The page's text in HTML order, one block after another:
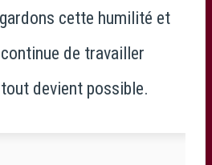
cette humilité et
de travailler
devient possible.